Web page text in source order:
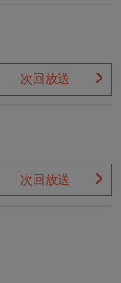
次回放送
次回放送